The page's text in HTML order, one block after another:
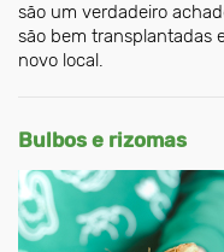
são um verdadeiro
são bem transplantadas
novo local.
Bulbos e rizomas